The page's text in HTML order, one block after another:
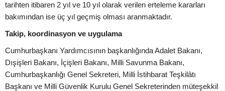
tarihten itibaren 2 yıl ve 10 yıl olarak verilen erteleme kararları
bakımından ise üç yıl geçmiş olması aranmaktadır.
Takip, koordinasyon ve uygulama
Cumhurbaşkanı Yardımcısının başkanlığında Adalet Bakanı,
Dışişleri Bakanı, İçişleri Bakanı, Milli Savunma Bakanı,
Cumhurbaşkanlığı Genel Sekreteri, Milli İstihbarat Teşkilâtı
Başkanı ve Milli Güvenlik Kurulu Genel Sekreterinden müteşekkil